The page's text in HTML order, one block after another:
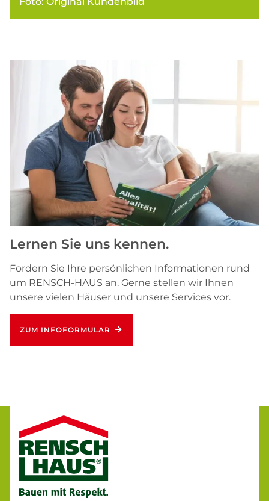
Lernen Sie uns kennen.
Fordern Sie Ihre persönlichen Informationen rund
um RENSCH-HAUS an. Gerne stellen wir Ihnen
unsere vielen Häuser und unsere Services vor.
ZUM INFOFORMULAR